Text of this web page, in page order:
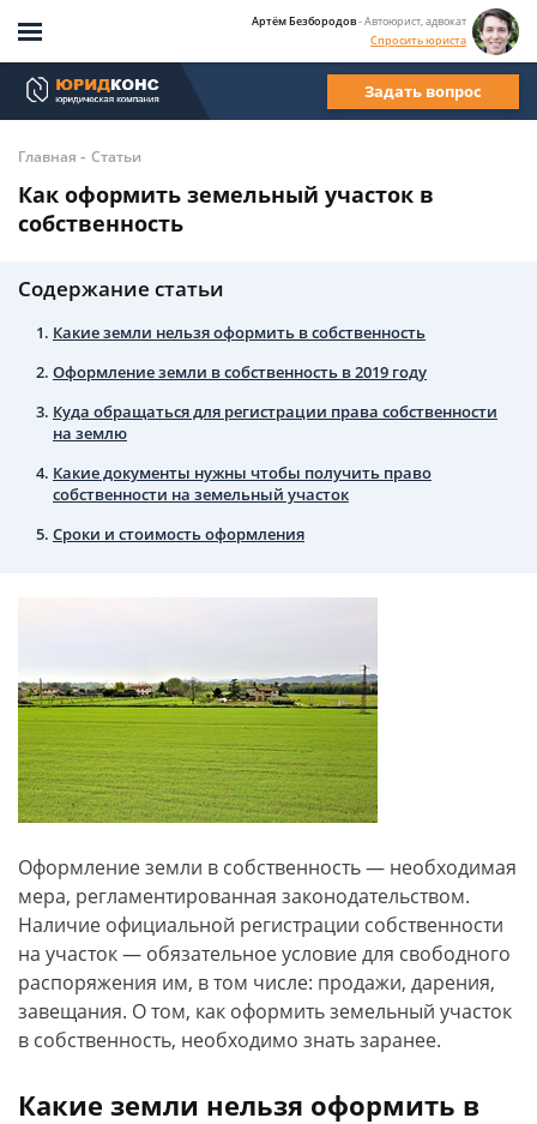
Артём Безбородов- Автоюрист, адвокат
Спросить юриста
Задать вопрос
Главная - Статьи
Как оформить земельный участок в
собственность
Содержание статьи
Какие земли нельзя оформить в собственность
Оформление земли в собственность в 2019 году
Куда обращаться для регистрации права собственности
на землю
Какие документы нужны чтобы получить право
собственности на земельный участок
Сроки и стоимость оформления
Оформление земли в собственность — необходимая
мера, регламентированная законодательством.
Наличие официальной регистрации собственности
на участок — обязательное условие для свободного
распоряжения им, в том числе: продажи, дарения,
завещания. О том, как оформить земельный участок
в собственность, необходимо знать заранее.
Какие земли нельзя оформить в